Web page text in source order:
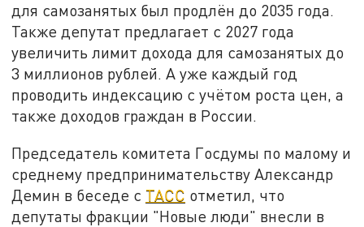
для самозанятых был продлён до 2035 года.
Также депутат предлагает с 2027 года
увеличить лимит дохода для самозанятых до
3 миллионов рублей. А уже каждый год
проводить индексацию с учётом роста цен, а
также доходов граждан в России.
Председатель комитета Госдумы по малому и
среднему предпринимательству Александр
Демин в беседе с ТАСС отметил, что
депутаты фракции "Новые люди" внесли в